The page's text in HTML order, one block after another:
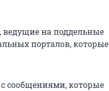
на поддельные
порталов, которые
сообщениями, которые